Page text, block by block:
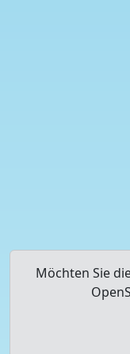
Möchten Sie